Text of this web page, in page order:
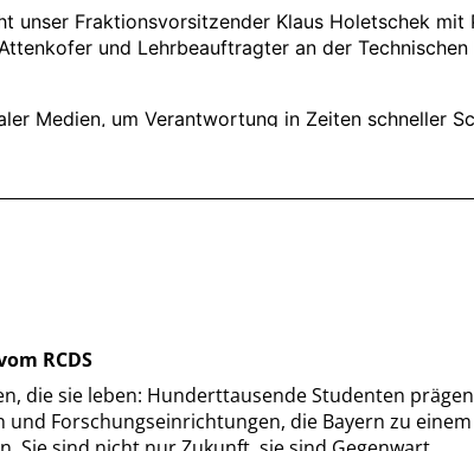
RCDS
die sie leben: Hunderttausende Studenten prägen
Forschungseinrichtungen, die Bayern zu einem